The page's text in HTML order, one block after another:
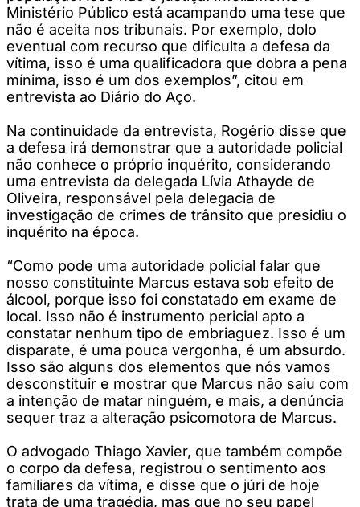
Ministério Público está acampando uma tese que
não é aceita nos tribunais. Por exemplo, dolo
eventual com recurso que dificulta a defesa da
vítima, isso é uma qualificadora que dobra a pena
mínima, isso é um dos exemplos”, citou em
entrevista ao Diário do Aço.
Na continuidade da entrevista, Rogério disse que
a defesa irá demonstrar que a autoridade policial
não conhece o próprio inquérito, considerando
uma entrevista da delegada Lívia Athayde de
Oliveira, responsável pela delegacia de
investigação de crimes de trânsito que presidiu o
inquérito na época.
“Como pode uma autoridade policial falar que
nosso constituinte Marcus estava sob efeito de
álcool, porque isso foi constatado em exame de
local. Isso não é instrumento pericial apto a
constatar nenhum tipo de embriaguez. Isso é um
disparate, é uma pouca vergonha, é um absurdo.
Isso são alguns dos elementos que nós vamos
desconstituir e mostrar que Marcus não saiu com
a intenção de matar ninguém, e mais, a denúncia
sequer traz a alteração psicomotora de Marcus.
O advogado Thiago Xavier, que também compõe
o corpo da defesa, registrou o sentimento aos
familiares da vítima, e disse que o júri de hoje
trata de uma tragédia, mas que no seu papel